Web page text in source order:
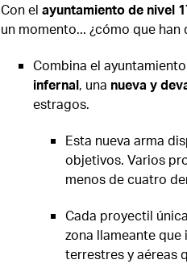
Con el ayuntamiento de nivel
un momento... ¿cómo que
Combina el
infernal, una nueva y
estragos.
Esta nueva arma
objetivos. Varios
menos de cuatro
Cada proyectil
zona llameante
terrestres y aéreas